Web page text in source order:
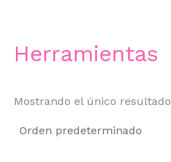
Herramientas
Mostrando el único resultado